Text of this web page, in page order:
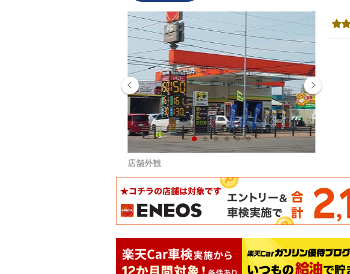
店舗外観